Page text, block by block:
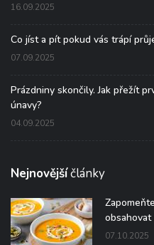
16.09.2025
Co jíst a pít pokud vás trápí
07.09.2025
Prázdniny skončily. Jak přežít
únavy?
04.09.2025
Nejnovějšíčlánky
07.10.2025